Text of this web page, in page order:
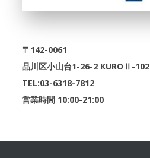
〒142-0061
品川区小山台1-26-2 KUROⅡ-102
TEL:03-6318-7812
営業時間 10:00-21:00